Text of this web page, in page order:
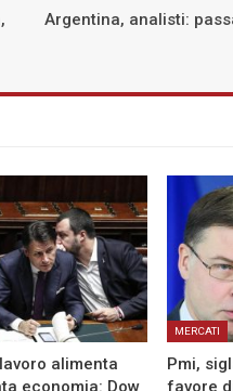
Argentina, analisti:
alimenta
economia: Dow
MERCATI
Pmi,
favore